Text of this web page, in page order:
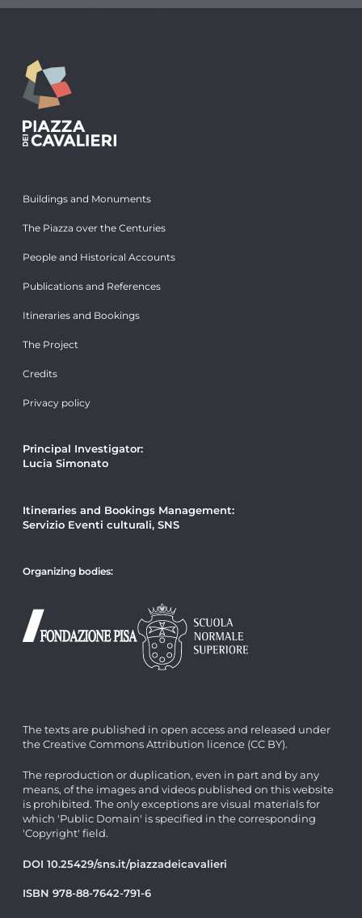
Buildings and Monuments
The Piazza over the Centuries
People and Historical Accounts
Publications and References
Itineraries and Bookings
The Project
Credits
Privacy policy
Principal Investigator:
Lucia Simonato
Itineraries and Bookings Management:
Servizio Eventi culturali, SNS
Organizing bodies:
The texts are published in open access and released under
the Creative Commons Attribution licence (CC BY).
The reproduction or duplication, even in part and by any
means, of the images and videos published on this website
is prohibited. The only exceptions are visual materials for
which 'Public Domain' is specified in the corresponding
'Copyright' field.
DOI 10.25429/sns.it/piazzadeicavalieri
ISBN 978-88-7642-791-6